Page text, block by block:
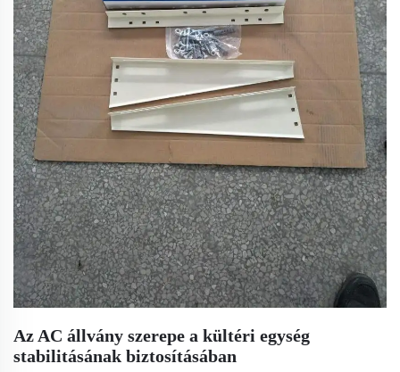
Az AC állvány szerepe a kültéri egység
stabilitásának biztosításában